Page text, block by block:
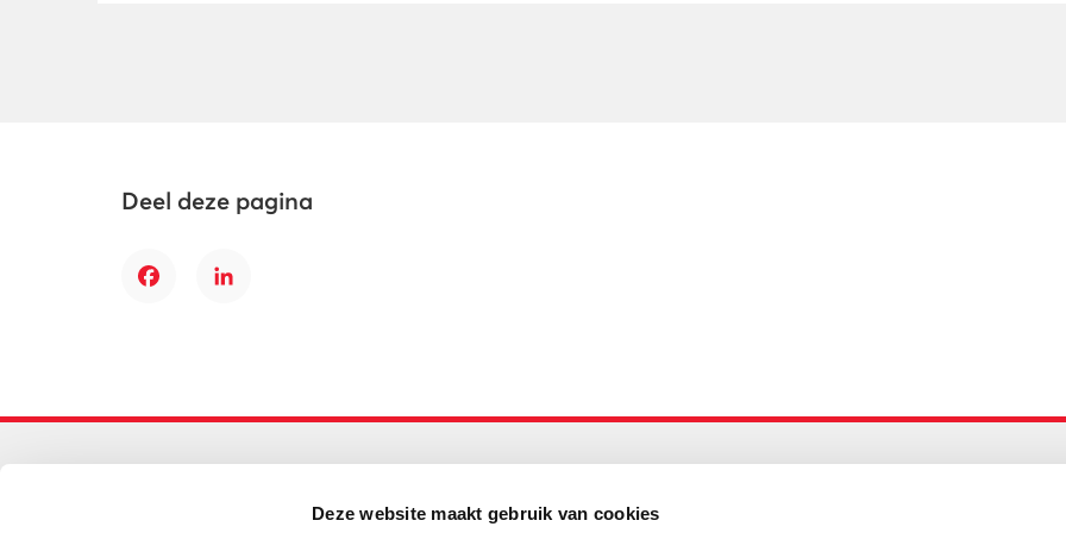
Deze website maakt gebruik van cookies
Deel deze pagina
FacebookLinkedIn